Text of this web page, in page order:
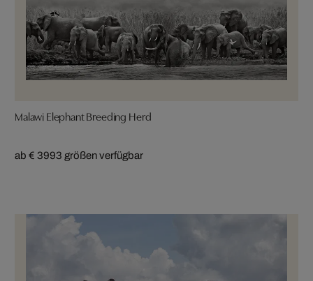
Malawi Elephant Breeding Herd
ab € 3993 größen verfügbar